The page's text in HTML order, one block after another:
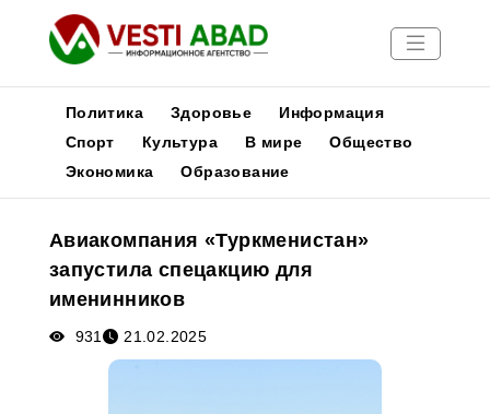
Новости
Медиа
Афиша
Политика Здоровье
Информация
Спорт
Культура В мире
Общество
Экономика
Образование
Авиакомпания «Туркменистан»
запустила спецакцию для
именинников
931 21.02.2025